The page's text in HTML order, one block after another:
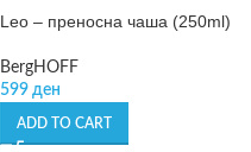
Leo – преносна чаша (250ml)
BergHOFF
599 ден
ADD TO CART